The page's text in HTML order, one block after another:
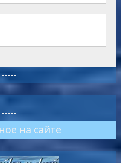
-----
-----
на сайте